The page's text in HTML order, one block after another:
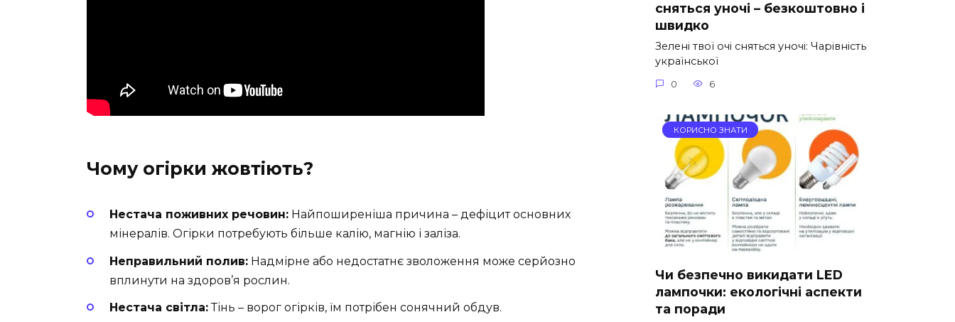
Чому огірки жовтіють?
Нестача поживних речовин: Найпоширеніша причина – дефіцит основних
мінералів. Огірки потребують більше калію, магнію і заліза.
Неправильний полив: Надмірне або недостатнє зволоження може серйозно
вплинути на здоров’я рослин.
Нестача світла:Тінь – ворог огірків, їм потрібен сонячний обдув.
сняться уночі – безкоштовно і
швидко
Зелені твої очі сняться уночі: Чарівність
української
0 6
КОРИСНО ЗНАТИ
Чи безпечно викидати LED
лампочки: екологічні аспекти
та поради